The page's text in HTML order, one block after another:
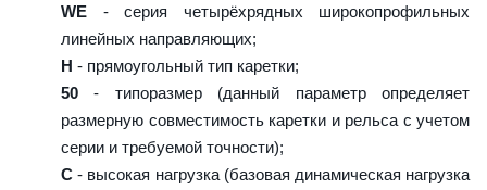
WE - серия четырёхрядных широкопрофильных
линейных направляющих;
H - прямоугольный тип каретки;
50 - типоразмер (данный параметр определяет
размерную совместимость каретки и рельса с учетом
серии и требуемой точности);
C - высокая нагрузка (базовая динамическая нагрузка